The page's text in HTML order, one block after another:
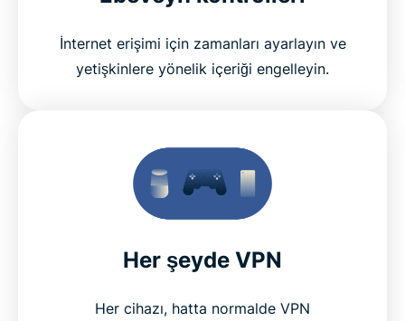
İnternet erişimi için zamanları ayarlayın ve
yetişkinlere yönelik içeriği engelleyin.
Her şeyde VPN
Her cihazı, hatta normalde VPN